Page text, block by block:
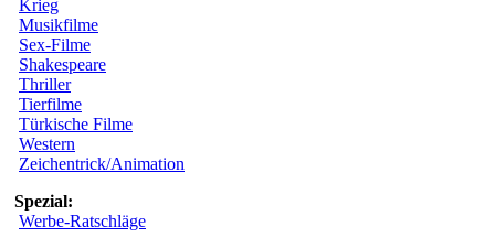
Krieg
Musikfilme
Sex-Filme
Shakespeare
Thriller
Tierfilme
Türkische Filme
Western
Zeichentrick/Animation
Spezial:
Werbe-Ratschläge